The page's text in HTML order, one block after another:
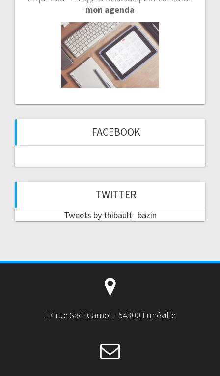
mon agenda
FACEBOOK
TWITTER
Tweets by thibault_bazin
17 rue Sadi Carnot - 54300 Lunéville